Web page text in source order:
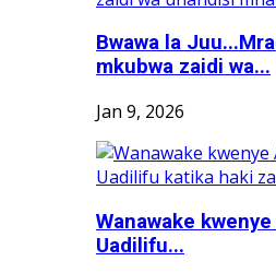
Bwawa la
mkubwa zaidi wa...
Jan 9, 2026
Wanawake
Uadilifu...